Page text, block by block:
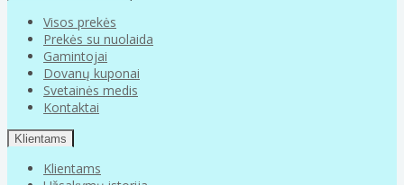
Visos prekės
Prekės su nuolaida
Gamintojai
Dovanų kuponai
Svetainės medis
Kontaktai
Klientams
Klientams